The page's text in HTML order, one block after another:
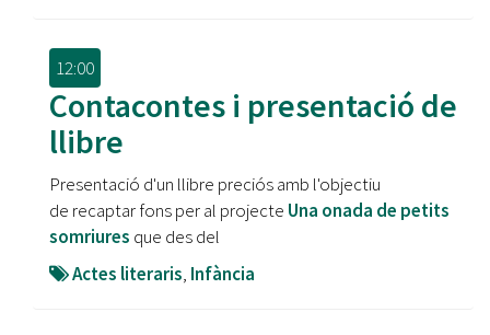
12:00
Contacontes i presentació de
llibre
Presentació d'un llibre preciós amb l'objectiu
de recaptar fons per al projecte Una onada de petits
somriures que des del
Actes literaris, Infància